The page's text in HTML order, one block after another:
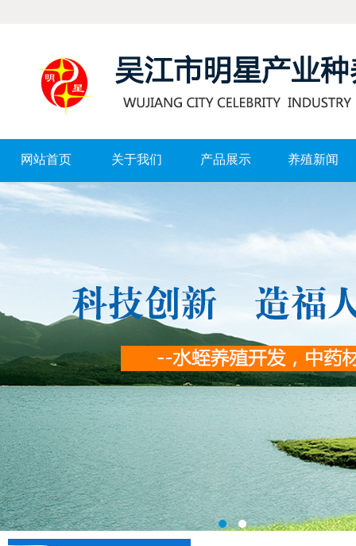
网站首页 关于我们 产品展示 养殖新闻